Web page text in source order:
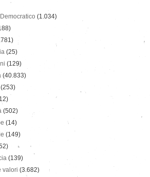
(1.034)
(25)
(129)
(40.833)
(253)
(502)
(14)
(149)
(139)
valori (3.682)